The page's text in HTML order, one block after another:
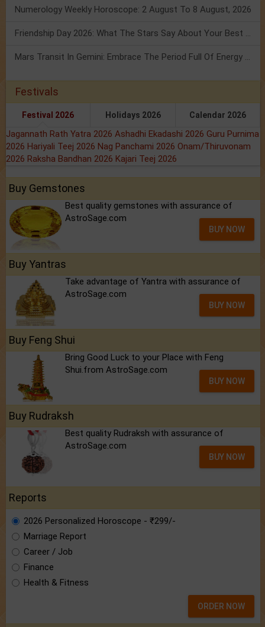
Numerology Weekly Horoscope: 2 August To 8 August, 2026
Friendship Day 2026: What The Stars Say About Your Best Friend!
Mars Transit In Gemini: Embrace The Period Full Of Energy & Intelligence
Festivals
Festival 2026 Holidays 2026 Calendar 2026
Jagannath Rath Yatra 2026 Ashadhi Ekadashi 2026 Guru Purnima
2026 Hariyali Teej 2026 Nag Panchami 2026 Onam/Thiruvonam
2026 Raksha Bandhan 2026 Kajari Teej 2026
Buy Gemstones
Best quality gemstones with assurance of
AstroSage.com
BUY NOW
Buy Yantras
Take advantage of Yantra with assurance of
AstroSage.com
BUY NOW
Buy Feng Shui
Bring Good Luck to your Place with Feng
Shui.from AstroSage.com
BUY NOW
Buy Rudraksh
Best quality Rudraksh with assurance of
AstroSage.com
BUY NOW
Reports
2026 Personalized Horoscope - ₹299/-
Marriage Report
Career / Job
Finance
Health & Fitness
ORDER NOW